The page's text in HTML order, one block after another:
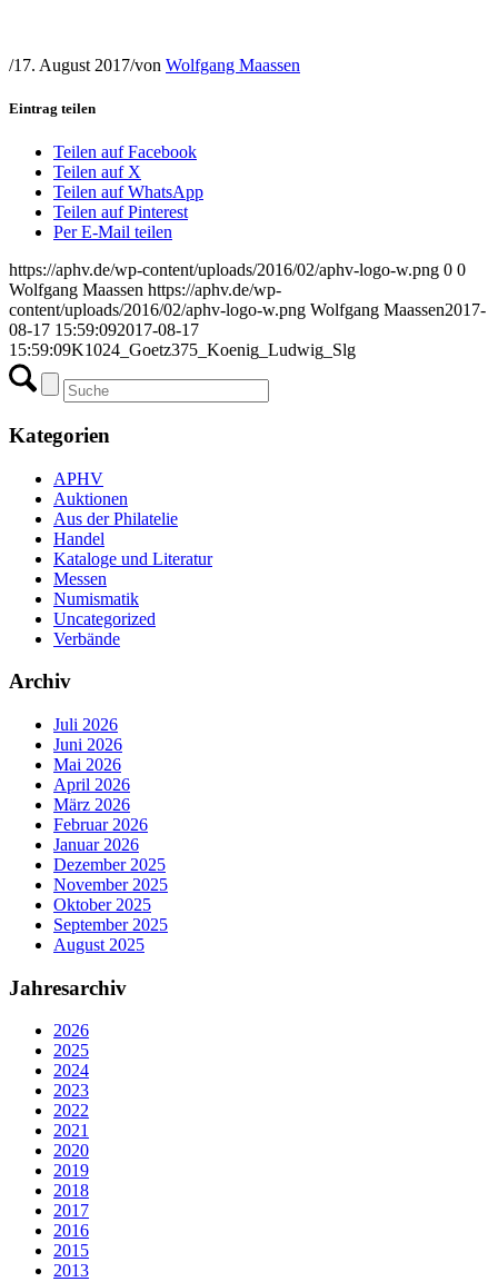
/17. August 2017/von Wolfgang Maassen
Eintrag teilen
Teilen auf Facebook
Teilen auf X
Teilen auf WhatsApp
Teilen auf Pinterest
Per E-Mail teilen
https://aphv.de/wp-content/uploads/2016/02/aphv-logo-w.png 0 0
Wolfgang Maassen https://aphv.de/wp-
content/uploads/2016/02/aphv-logo-w.png Wolfgang Maassen2017-
08-17 15:59:092017-08-17
15:59:09K1024_Goetz375_Koenig_Ludwig_Slg
Kategorien
APHV
Auktionen
Aus der Philatelie
Handel
Kataloge und Literatur
Messen
Numismatik
Uncategorized
Verbände
Archiv
Juli 2026
Juni 2026
Mai 2026
April 2026
März 2026
Februar 2026
Januar 2026
Dezember 2025
November 2025
Oktober 2025
September 2025
August 2025
Jahresarchiv
2026
2025
2024
2023
2022
2021
2020
2019
2018
2017
2016
2015
2013